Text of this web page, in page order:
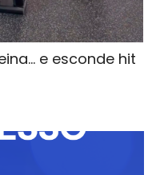
e esconde hit